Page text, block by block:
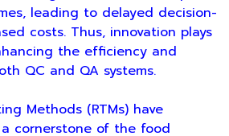
leading to delayed decision-
costs. Thus, innovation plays
the efficiency and
QC and QA systems.
(RTMs) have
cornerstone of the food